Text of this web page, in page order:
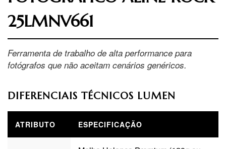
25LMNV661
Ferramenta de trabalho de alta performance para
fotógrafos que não aceitam cenários genéricos.
DIFERENCIAIS TÉCNICOS LUMEN
ATRIBUTO ESPECIFICAÇÃO